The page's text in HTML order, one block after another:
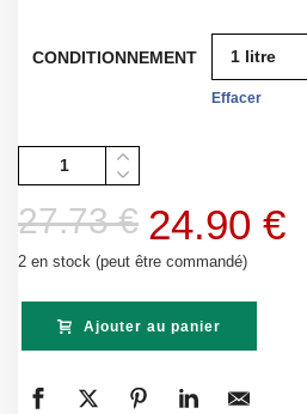
CONDITIONNEMENT
Effacer
Quantité
27.73€ Le
prix
initial
était :
27.73 €.
24.90 €Le
2 en stock (peut être commandé)
Ajouter au panier